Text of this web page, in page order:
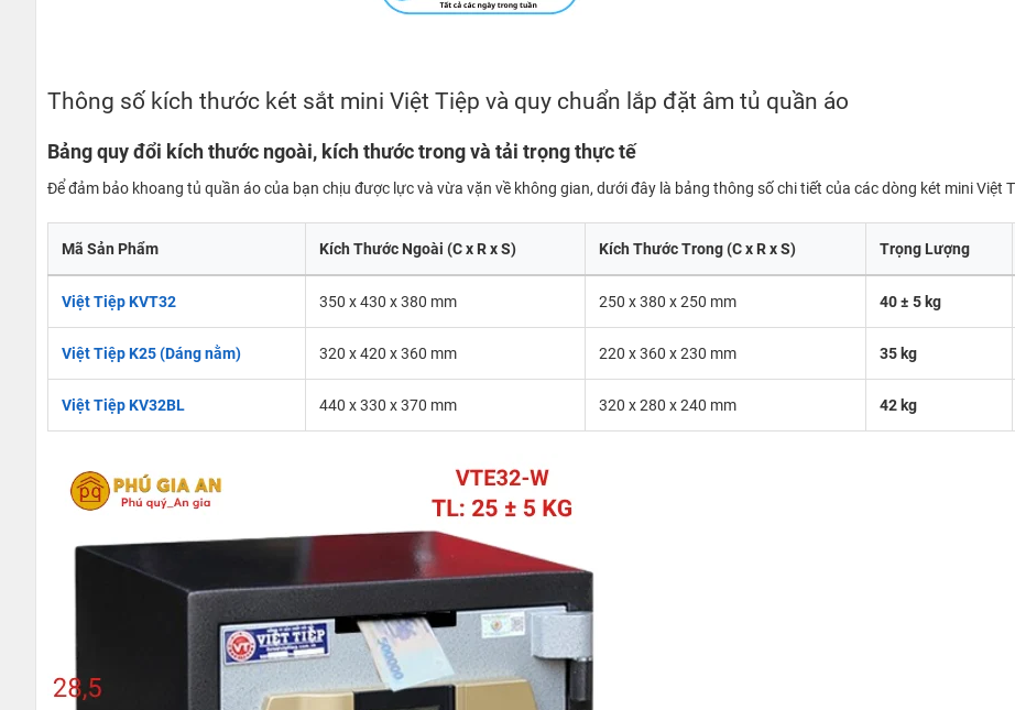
Thông số kích thước két sắt mini Việt Tiệp và quy chuẩn lắp đặt âm tủ quần áo
Bảng quy đổi kích thước ngoài, kích thước trong và tải trọng thực tế
Để đảm bảo khoang tủ quần áo của bạn chịu được lực và vừa vặn về không gian, dưới đây là bảng thông số chi tiết của các dòng két mini Việt
Mã Sản Phẩm Kích Thước Ngoài (C x R x S) Kích Thước Trong (C x R x S) Trọng Lượng
Việt Tiệp KVT32 350 x 430 x 380 mm 250 x 380 x 250 mm 40 ± 5 kg
Việt Tiệp K25 (Dáng nằm) 320 x 420 x 360 mm 220 x 360 x 230 mm 35 kg
Việt Tiệp KV32BL 440 x 330 x 370 mm 320 x 280 x 240 mm 42 kg